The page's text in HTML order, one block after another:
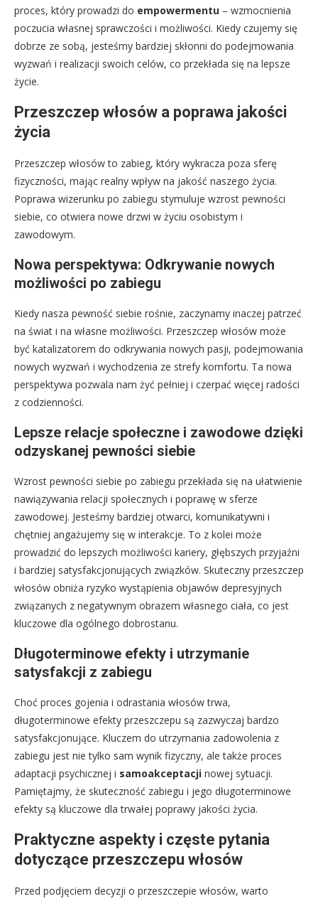
proces, który prowadzi do empowermentu – wzmocnienia
poczucia własnej sprawczości i możliwości. Kiedy czujemy się
dobrze ze sobą, jesteśmy bardziej skłonni do podejmowania
wyzwań i realizacji swoich celów, co przekłada się na lepsze
życie.
Przeszczep włosów a poprawa jakości
życia
Przeszczep włosów to zabieg, który wykracza poza sferę
fizyczności, mając realny wpływ na jakość naszego życia.
Poprawa wizerunku po zabiegu stymuluje wzrost pewności
siebie, co otwiera nowe drzwi w życiu osobistym i
zawodowym.
Nowa perspektywa: Odkrywanie nowych
możliwości po zabiegu
Kiedy nasza pewność siebie rośnie, zaczynamy inaczej patrzeć
na świat i na własne możliwości. Przeszczep włosów może
być katalizatorem do odkrywania nowych pasji, podejmowania
nowych wyzwań i wychodzenia ze strefy komfortu. Ta nowa
perspektywa pozwala nam żyć pełniej i czerpać więcej radości
z codzienności.
Lepsze relacje społeczne i zawodowe dzięki
odzyskanej pewności siebie
Wzrost pewności siebie po zabiegu przekłada się na ułatwienie
nawiązywania relacji społecznych i poprawę w sferze
zawodowej. Jesteśmy bardziej otwarci, komunikatywni i
chętniej angażujemy się w interakcje. To z kolei może
prowadzić do lepszych możliwości kariery, głębszych przyjaźni
i bardziej satysfakcjonujących związków. Skuteczny przeszczep
włosów obniża ryzyko wystąpienia objawów depresyjnych
związanych z negatywnym obrazem własnego ciała, co jest
kluczowe dla ogólnego dobrostanu.
Długoterminowe efekty i utrzymanie
satysfakcji z zabiegu
Choć proces gojenia i odrastania włosów trwa,
długoterminowe efekty przeszczepu są zazwyczaj bardzo
satysfakcjonujące. Kluczem do utrzymania zadowolenia z
zabiegu jest nie tylko sam wynik fizyczny, ale także proces
adaptacji psychicznej i samoakceptacji nowej sytuacji.
Pamiętajmy, że skuteczność zabiegu i jego długoterminowe
efekty są kluczowe dla trwałej poprawy jakości życia.
Praktyczne aspekty i częste pytania
dotyczące przeszczepu włosów
Przed podjęciem decyzji o przeszczepie włosów, warto